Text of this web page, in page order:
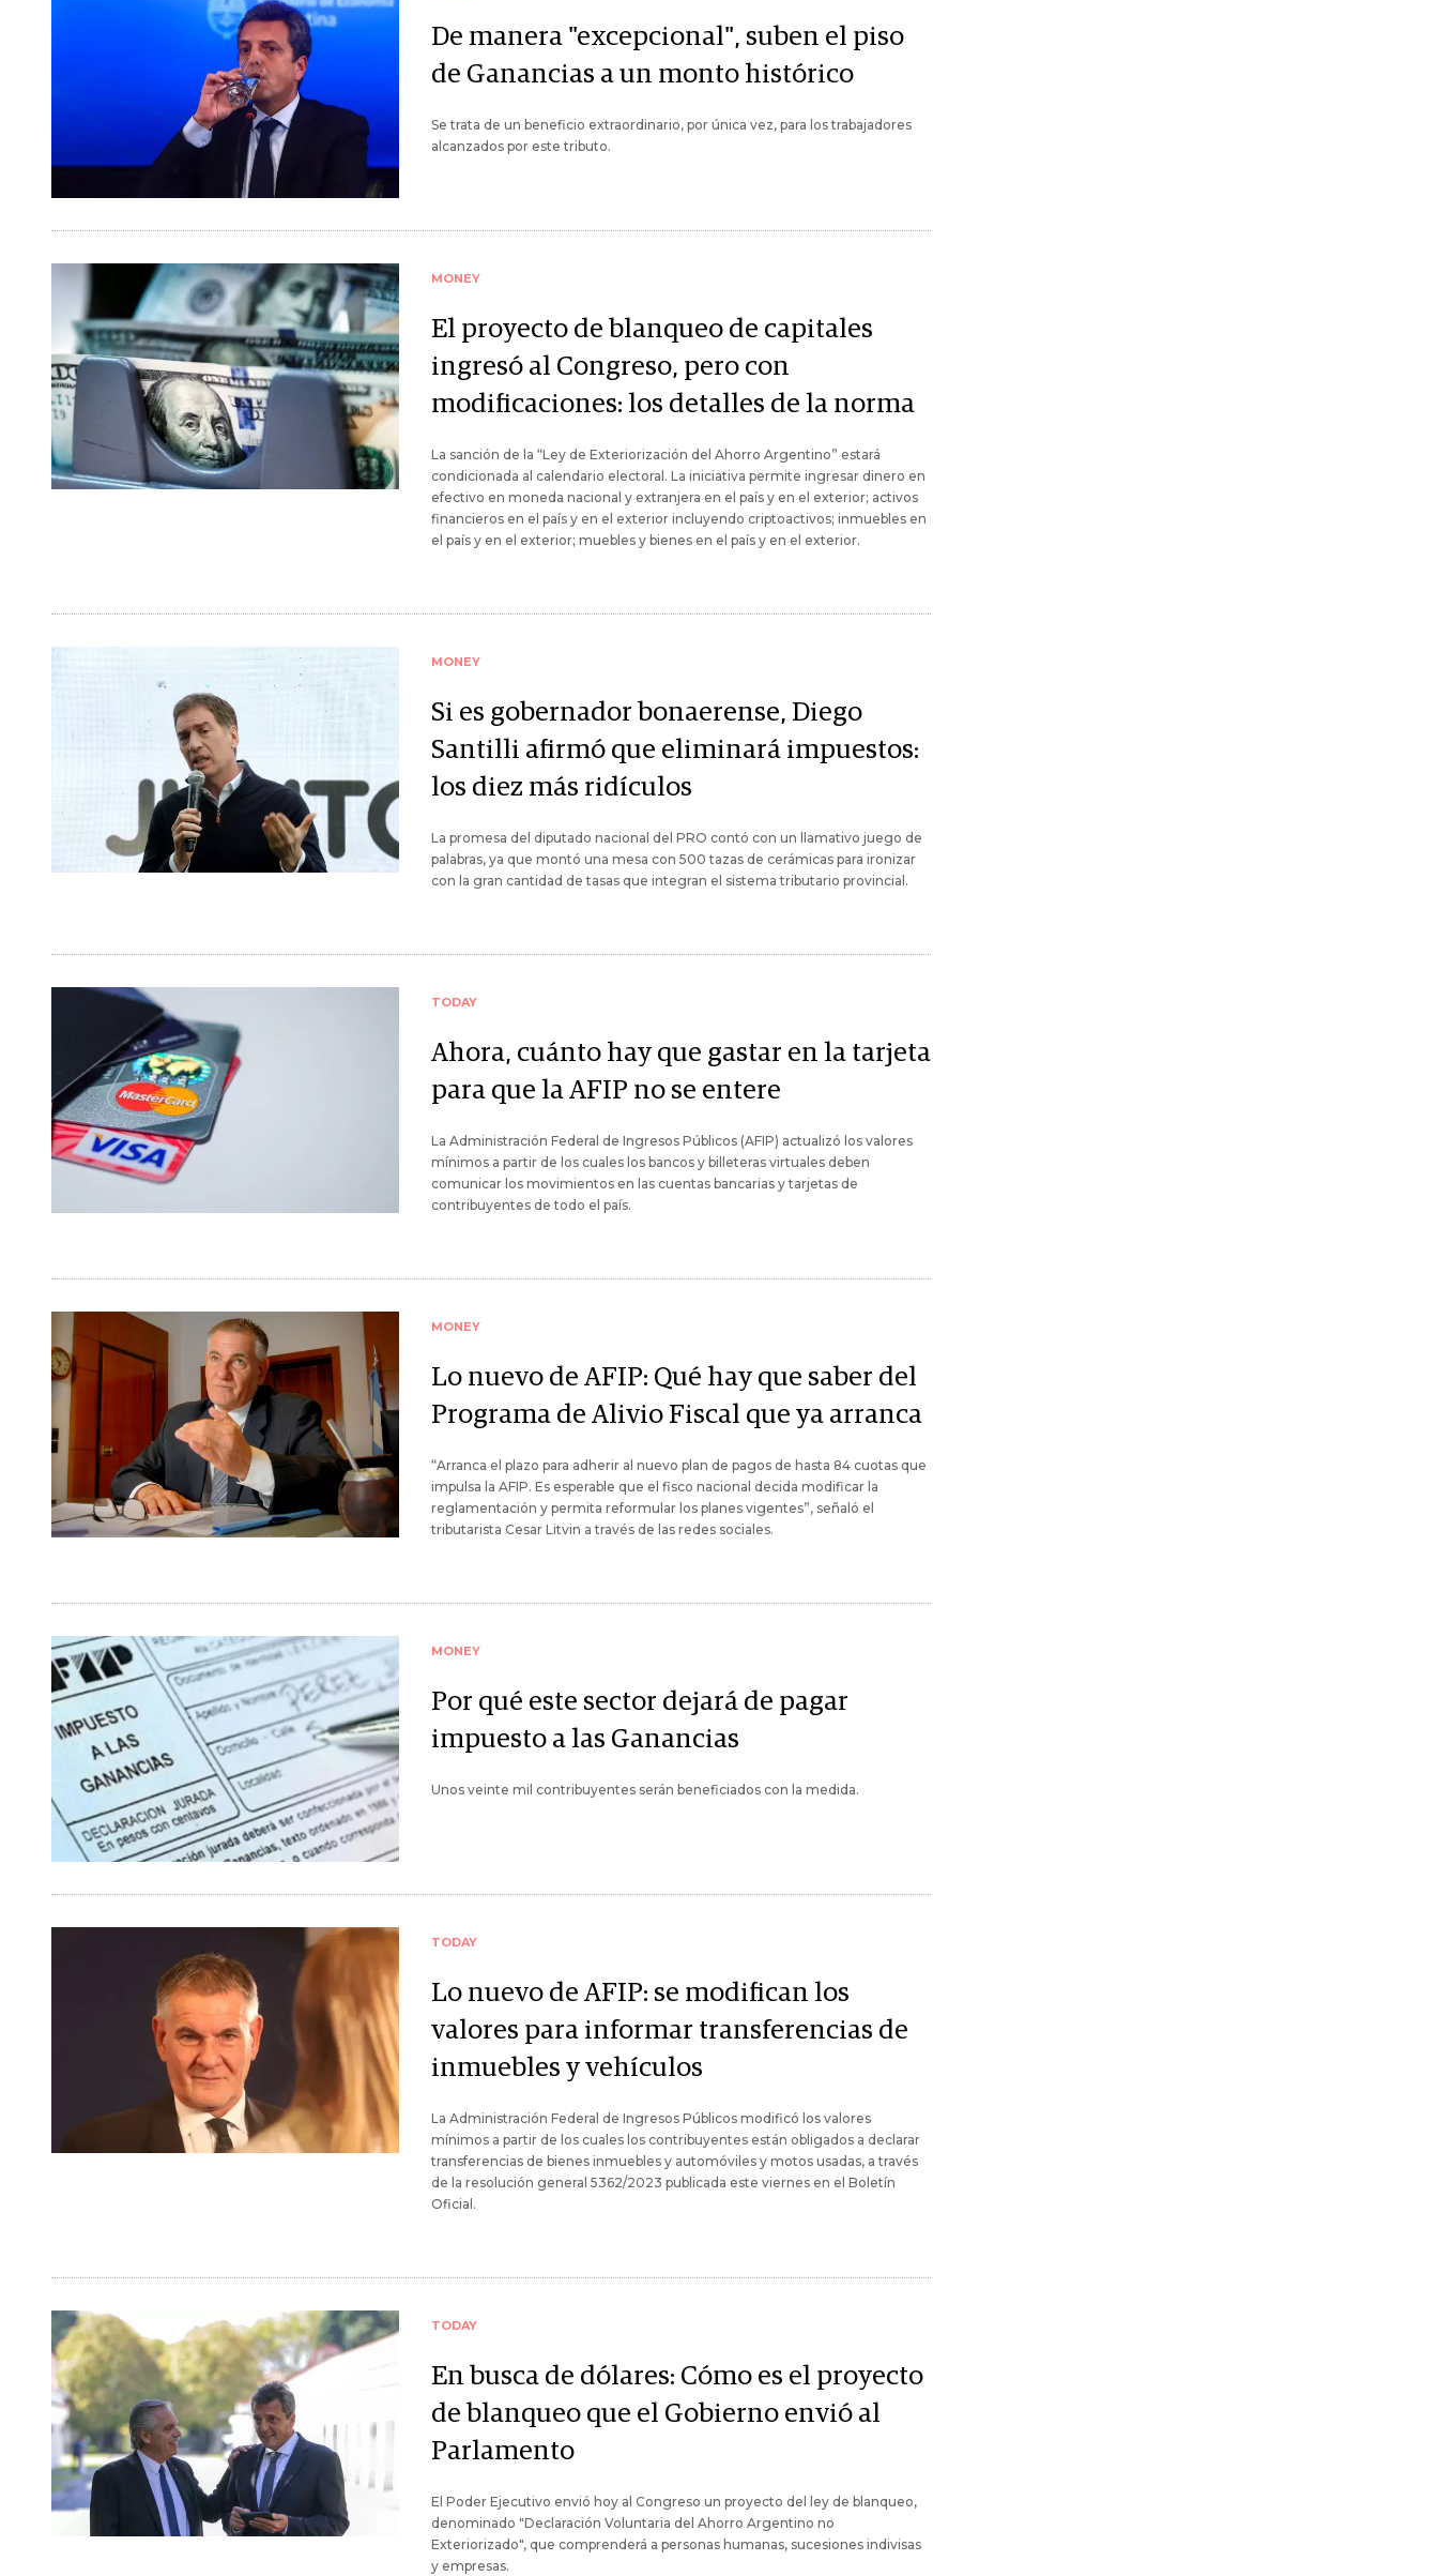
De manera "excepcional", suben el piso
de Ganancias a un monto histórico
Se trata de un beneficio extraordinario, por única vez, para los trabajadores
alcanzados por este tributo.
MONEY
El proyecto de blanqueo de capitales
ingresó al Congreso, pero con
modificaciones: los detalles de la norma
La sanción de la “Ley de Exteriorización del Ahorro Argentino” estará
condicionada al calendario electoral. La iniciativa permite ingresar dinero en
efectivo en moneda nacional y extranjera en el país y en el exterior; activos
financieros en el país y en el exterior incluyendo criptoactivos; inmuebles en
el país y en el exterior; muebles y bienes en el país y en el exterior.
MONEY
Si es gobernador bonaerense, Diego
Santilli afirmó que eliminará impuestos:
los diez más ridículos
La promesa del diputado nacional del PRO contó con un llamativo juego de
palabras, ya que montó una mesa con 500 tazas de cerámicas para ironizar
con la gran cantidad de tasas que integran el sistema tributario provincial.
TODAY
Ahora, cuánto hay que gastar en la tarjeta
para que la AFIP no se entere
La Administración Federal de Ingresos Públicos (AFIP) actualizó los valores
mínimos a partir de los cuales los bancos y billeteras virtuales deben
comunicar los movimientos en las cuentas bancarias y tarjetas de
contribuyentes de todo el país.
MONEY
Lo nuevo de AFIP: Qué hay que saber del
Programa de Alivio Fiscal que ya arranca
“Arranca el plazo para adherir al nuevo plan de pagos de hasta 84 cuotas que
impulsa la AFIP. Es esperable que el fisco nacional decida modificar la
reglamentación y permita reformular los planes vigentes”, señaló el
tributarista Cesar Litvin a través de las redes sociales.
MONEY
Por qué este sector dejará de pagar
impuesto a las Ganancias
Unos veinte mil contribuyentes serán beneficiados con la medida.
TODAY
Lo nuevo de AFIP: se modifican los
valores para informar transferencias de
inmuebles y vehículos
La Administración Federal de Ingresos Públicos modificó los valores
mínimos a partir de los cuales los contribuyentes están obligados a declarar
transferencias de bienes inmuebles y automóviles y motos usadas, a través
de la resolución general 5362/2023 publicada este viernes en el Boletín
Oficial.
TODAY
En busca de dólares: Cómo es el proyecto
de blanqueo que el Gobierno envió al
Parlamento
El Poder Ejecutivo envió hoy al Congreso un proyecto del ley de blanqueo,
denominado "Declaración Voluntaria del Ahorro Argentino no
Exteriorizado", que comprenderá a personas humanas, sucesiones indivisas
y empresas.